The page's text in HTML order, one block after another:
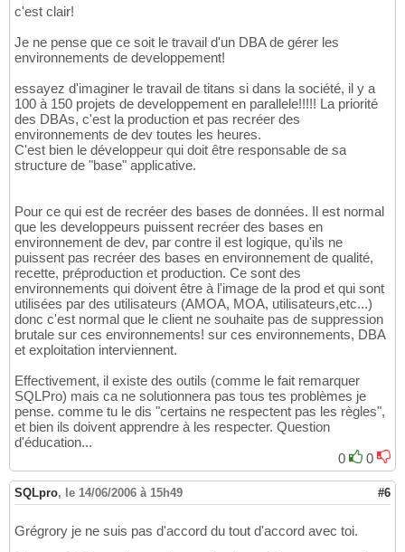
c'est clair!
Je ne pense que ce soit le travail d'un DBA de gérer les
environnements de developpement!
essayez d'imaginer le travail de titans si dans la société, il y a
100 à 150 projets de developpement en parallele!!!!! La priorité
des DBAs, c'est la production et pas recréer des
environnements de dev toutes les heures.
C'est bien le développeur qui doit être responsable de sa
structure de "base" applicative.
Pour ce qui est de recréer des bases de données. Il est normal
que les developpeurs puissent recréer des bases en
environnement de dev, par contre il est logique, qu'ils ne
puissent pas recréer des bases en environnement de qualité,
recette, préproduction et production. Ce sont des
environnements qui doivent être à l'image de la prod et qui sont
utilisées par des utilisateurs (AMOA, MOA, utilisateurs,etc...)
donc c'est normal que le client ne souhaite pas de suppression
brutale sur ces environnements! sur ces environnements, DBA
et exploitation interviennent.
Effectivement, il existe des outils (comme le fait remarquer
SQLPro) mais ca ne solutionnera pas tous tes problèmes je
pense. comme tu le dis "certains ne respectent pas les règles",
et bien ils doivent apprendre à les respecter. Question
d'éducation...
0
0
SQLpro, le 14/06/2006 à 15h49 #6
Grégrory je ne suis pas d'accord du tout d'accord avec toi.